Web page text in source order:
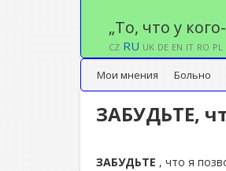
„То, что у
CZ RU UK DE EN IT RO PL
Мои мнения Больно
ЗАБУДЬТЕ,
ЗАБУДЬТЕ , что я